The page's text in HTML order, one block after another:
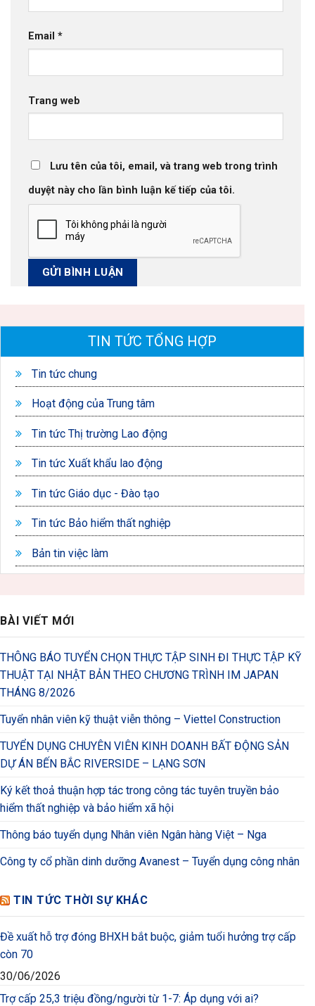
Email *
Trang web
Lưu tên của tôi, email, và trang web trong trình
duyệt này cho lần bình luận kế tiếp của tôi.
TIN TỨC TỔNG HỢP
Tin tức chung
Hoạt động của Trung tâm
Tin tức Thị trường Lao động
Tin tức Xuất khẩu lao động
Tin tức Giáo dục - Đào tạo
Tin tức Bảo hiểm thất nghiệp
Bản tin việc làm
BÀI VIẾT MỚI
THÔNG BÁO TUYỂN CHỌN THỰC TẬP SINH ĐI THỰC TẬP KỸ
THUẬT TẠI NHẬT BẢN THEO CHƯƠNG TRÌNH IM JAPAN
THÁNG 8/2026
Tuyển nhân viên kỹ thuật viễn thông – Viettel Construction
TUYỂN DỤNG CHUYÊN VIÊN KINH DOANH BẤT ĐỘNG SẢN
DỰ ÁN BẾN BẮC RIVERSIDE – LẠNG SƠN
Ký kết thoả thuận hợp tác trong công tác tuyên truyền bảo
hiểm thất nghiệp và bảo hiểm xã hội
Thông báo tuyển dụng Nhân viên Ngân hàng Việt – Nga
Công ty cổ phần dinh dưỡng Avanest – Tuyển dụng công nhân
TIN TỨC THỜI SỰ KHÁC
Đề xuất hỗ trợ đóng BHXH bắt buộc, giảm tuổi hưởng trợ cấp
còn 70
30/06/2026
Trợ cấp 25,3 triệu đồng/người từ 1-7: Áp dụng với ai?